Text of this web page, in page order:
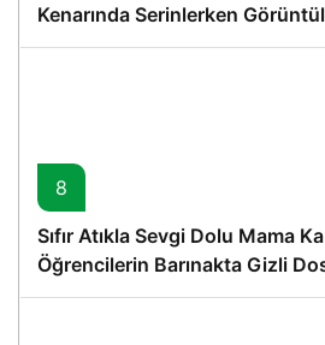
Kenarında Serinlerken
8
Sıfır Atıkla Sevgi Dolu Mama
Öğrencilerin Barınakta Gizli
Proje